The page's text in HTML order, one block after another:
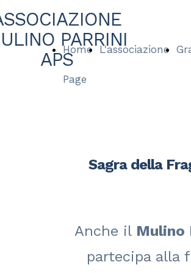
PARRINI
APSHome
Page
L'associazione
Sagra della
Anche il Mulino
partecipa alla